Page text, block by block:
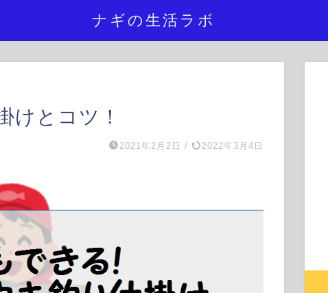
ナギの生活ラボ
けとコツ！
2021年2月2日 / 2022年3月4日